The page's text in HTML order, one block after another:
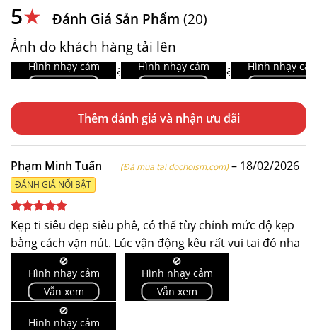
5★ Đánh Giá Sản Phẩm (20)
Ảnh do khách hàng tải lên
🚫
Hình nhạy cảm
🚫
Hình nhạy cảm
Hình nhạy
Thêm đánh giá
Phạm Minh Tuấn (Đã mua tại dochoism.com) – 18/02/2026
ĐÁNH GIÁ NỔI BẬT
Được xếp
hạng
sao
Kẹp ti siêu đẹp siêu phê, có thể tùy chỉnh mức độ kẹp
bằng cách vặn nút. Lúc vận động kêu rất vui tai đó nha
🚫
Hình nhạy cảm
Vẫn xem
🚫
Hình nhạy cảm
Vẫn xem
🚫
Hình nhạy cảm